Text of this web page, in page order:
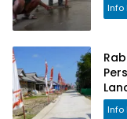
Info
Info